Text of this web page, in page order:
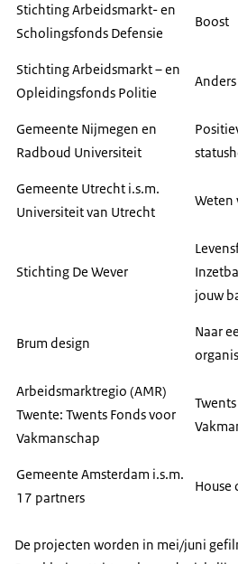
Stichting Arbeidsmarkt- en
Scholingsfonds Defensie
Boost
Stichting Arbeidsmarkt – en
Opleidingsfonds Politie
Gemeente Nijmegen en
Radboud Universiteit
Gemeente Utrecht i.s.m.
Universiteit van Utrecht
Weten
Stichting De Wever
jouw
Brum design
Naar
Arbeidsmarktregio (AMR)
Twente: Twents Fonds voor
Vakmanschap
Gemeente Amsterdam i.s.m.
17 partners
House
De projecten worden in mei/juni